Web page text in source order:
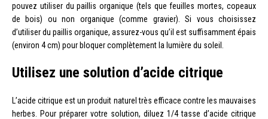
pouvez utiliser du paillis organique (tels que feuilles mortes, copeaux
de bois) ou non organique (comme gravier). Si vous choisissez
d’utiliser du paillis organique, assurez-vous qu’il est suffisamment épais
(environ 4 cm) pour bloquer complètement la lumière du soleil.
Utilisez une solution d’acide citrique
L’acide citrique est un produit naturel très efficace contre les mauvaises
herbes. Pour préparer votre solution, diluez 1/4 tasse d’acide citrique